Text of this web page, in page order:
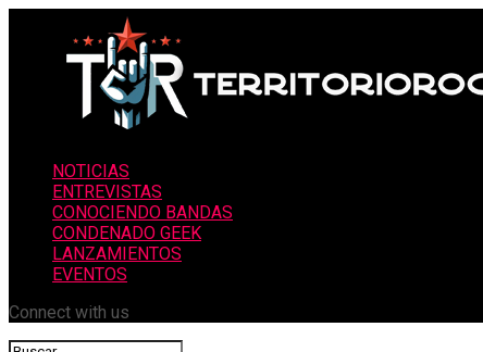
NOTICIAS
ENTREVISTAS
CONOCIENDO BANDAS
CONDENADO GEEK
LANZAMIENTOS
EVENTOS
Connect with us